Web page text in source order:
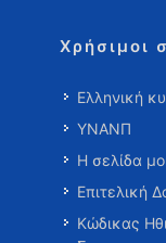
Χρήσιμοι
Ελληνική
ΥΝΑΝΠ
Η σελίδα
Επιτελική
Κώδικας